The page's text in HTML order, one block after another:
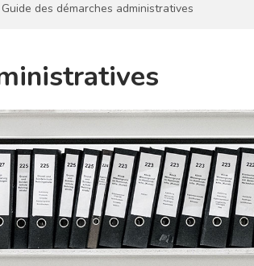
Guide des démarches administratives